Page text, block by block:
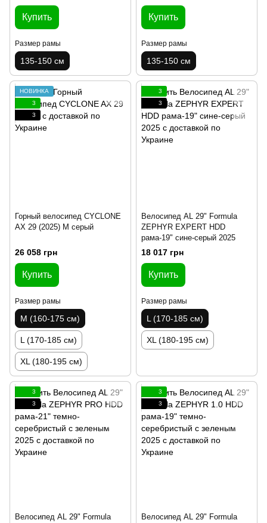
Купить
Размер рамы
135-150 см
Купить
Размер рамы
135-150 см
НОВИНКА
3
3
Горный велосипед CYCLONE
AX 29 (2025) M серый
26 058 грн
Купить
Размер рамы
M (160-175 см)
L (170-185 см)
XL (180-195 см)
3
3
Велосипед AL 29" Formula
ZEPHYR EXPERT HDD
рама-19" сине-серый 2025
18 017 грн
Купить
Размер рамы
L (170-185 см)
XL (180-195 см)
3
3
Велосипед AL 29" Formula
3
3
Велосипед AL 29" Formula